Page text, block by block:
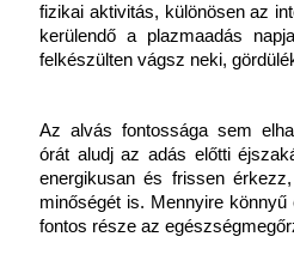
fizikai aktivitás, különösen az
kerülendő a plazmaadás
felkészülten vágsz neki,
Az alvás fontossága sem
órát aludj az adás előtti
energikusan és frissen
minőségét is. Mennyire könnyű
fontos része az